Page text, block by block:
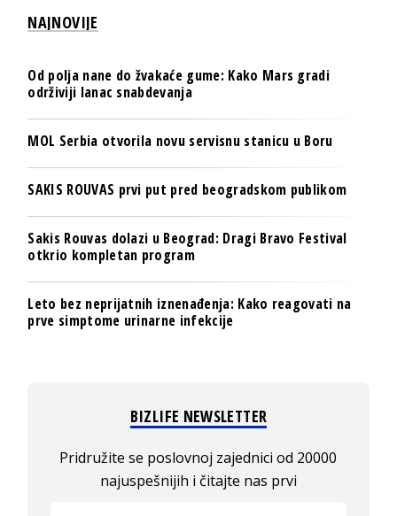
NAJNOVIJE
Od polja nane do žvakaće gume: Kako Mars gradi
održiviji lanac snabdevanja
MOL Serbia otvorila novu servisnu stanicu u Boru
SAKIS ROUVAS prvi put pred beogradskom publikom
Sakis Rouvas dolazi u Beograd: Dragi Bravo Festival
otkrio kompletan program
Leto bez neprijatnih iznenađenja: Kako reagovati na
prve simptome urinarne infekcije
BIZLIFE NEWSLETTER
Pridružite se poslovnoj zajednici od 20000
najuspešnijih i čitajte nas prvi